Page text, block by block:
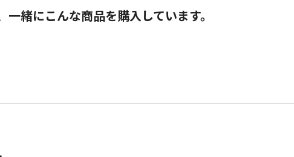
緒にこんな商品を購入しています。